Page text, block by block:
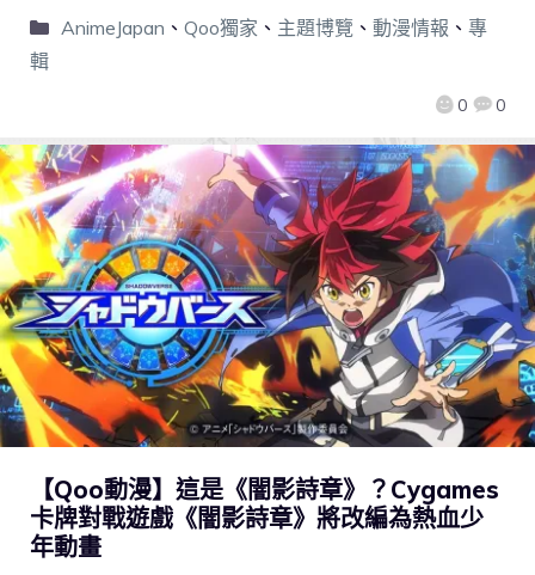
0 0
AnimeJapan 、 Qoo獨家 、 主題博覽 、 動漫情報 、 專
輯
【Qoo動漫】這是《闇影詩章》？Cygames
卡牌對戰遊戲《闇影詩章》將改編為熱血少
年動畫